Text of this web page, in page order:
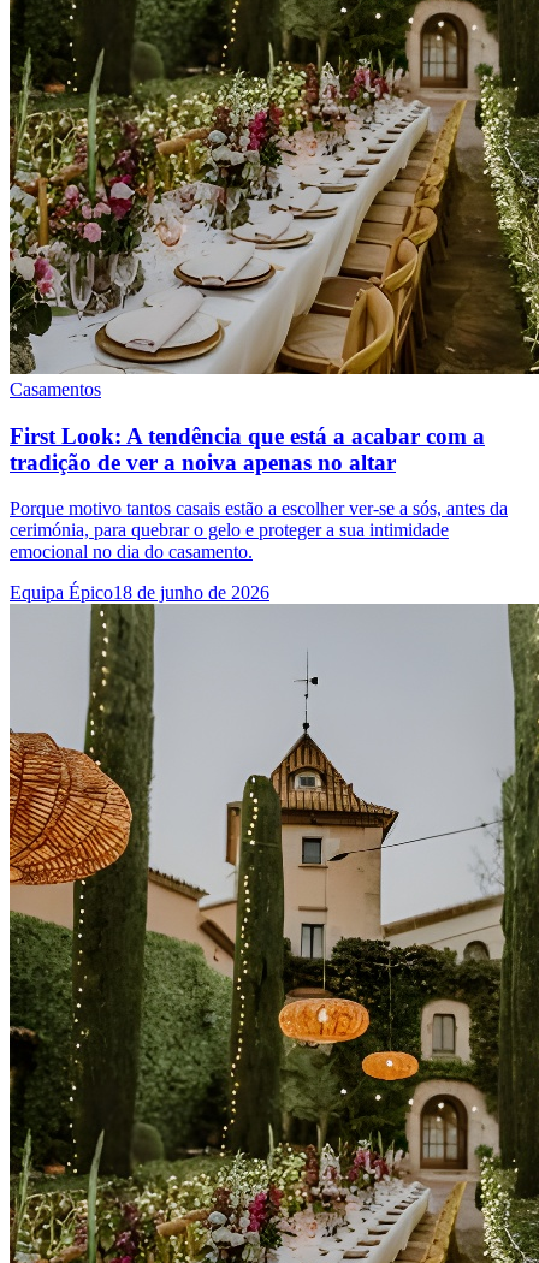
Casamentos
First Look: A tendência que está a acabar com a
tradição de ver a noiva apenas no altar
Porque motivo tantos casais estão a escolher ver-se a sós, antes da
cerimónia, para quebrar o gelo e proteger a sua intimidade
emocional no dia do casamento.
Equipa Épico18 de junho de 2026